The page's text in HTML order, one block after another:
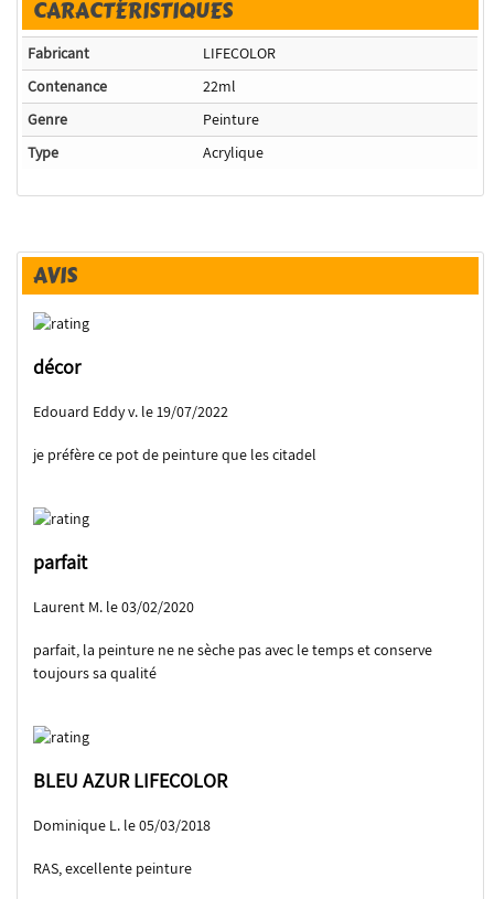
CARACTÉRISTIQUES
Fabricant
LIFECOLOR
Contenance
22ml
Genre
Peinture
Type
Acrylique
AVIS
décor
Edouard Eddy v. le 19/07/2022
je préfère ce pot de peinture que les citadel
parfait
Laurent M. le 03/02/2020
parfait, la peinture ne ne sèche pas avec le temps et conserve
toujours sa qualité
BLEU AZUR LIFECOLOR
Dominique L. le 05/03/2018
RAS, excellente peinture